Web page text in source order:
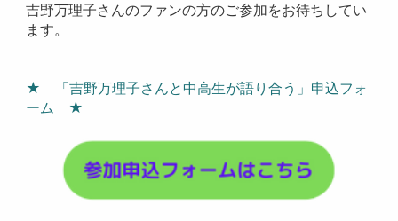
吉野万理子さんのファンの方のご参加をお待ちしてい
ます。
★ 「吉野万理子さんと中高生が語り合う」申込フォ
ーム ★